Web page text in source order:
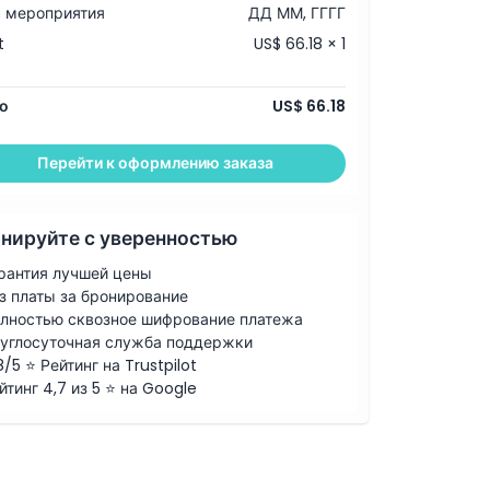
мероприятия
ДД ММ, ГГГГ
US$ 66.18 × 1
US$ 66.18
Перейти к оформлению заказа
с уверенностью
лучшей цены
платы за бронирование
сквозное шифрование платежа
служба поддержки
5 ⭐ Рейтинг на Trustpilot
4,7 из 5 ⭐ на Google